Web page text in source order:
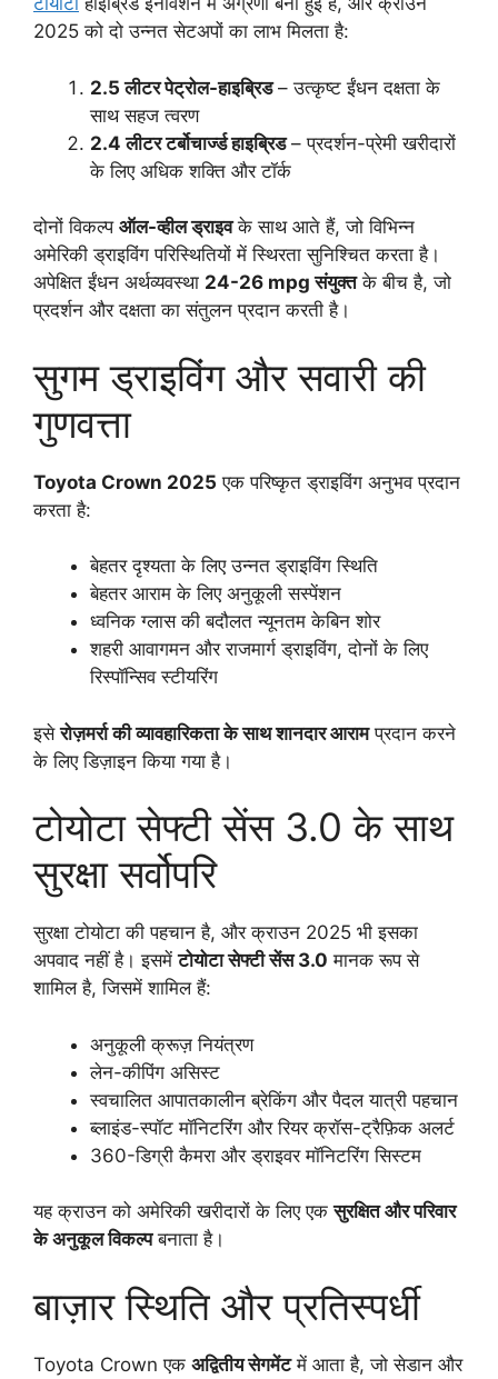
2025 को दो उन्नत सेटअपों का लाभ मिलता है:
2.5 लीटर पेट्रोल-हाइब्रिड– उत्कृष्ट ईंधन दक्षता के
साथ सहज त्वरण
2.4 लीटर टर्बोचार्ज्ड हाइब्रिड– प्रदर्शन-प्रेमी खरीदारों
के लिए अधिक शक्ति और टॉर्क
दोनों विकल्प ऑल-व्हील ड्राइवके साथ आते हैं, जो विभिन्न
अमेरिकी ड्राइविंग परिस्थितियों में स्थिरता सुनिश्चित करता है।
अपेक्षित ईंधन अर्थव्यवस्था 24-26 mpg संयुक्तके बीच है, जो
प्रदर्शन और दक्षता का संतुलन प्रदान करती है।
सुगम ड्राइविंग और सवारी की
गुणवत्ता
Toyota Crown 2025 एक परिष्कृत ड्राइविंग अनुभव प्रदान
करता है:
बेहतर दृश्यता के लिए उन्नत ड्राइविंग स्थिति
बेहतर आराम के लिए अनुकूली सस्पेंशन
ध्वनिक ग्लास की बदौलत न्यूनतम केबिन शोर
शहरी आवागमन और राजमार्ग ड्राइविंग, दोनों के लिए
रिस्पॉन्सिव स्टीयरिंग
इसेरोज़मर्रा की व्यावहारिकता के साथ शानदार आरामप्रदान करने
के लिए डिज़ाइन किया गया है।
टोयोटा सेफ्टी सेंस 3.0 के साथ
सुरक्षा सर्वोपरि
सुरक्षा टोयोटा की पहचान है, और क्राउन 2025 भी इसका
अपवाद नहीं है। इसमेंटोयोटा सेफ्टी सेंस 3.0 मानक रूप से
शामिल है, जिसमें शामिल हैं:
अनुकूली क्रूज़ नियंत्रण
लेन-कीपिंग असिस्ट
स्वचालित आपातकालीन ब्रेकिंग और पैदल यात्री पहचान
ब्लाइंड-स्पॉट मॉनिटरिंग और रियर क्रॉस-ट्रैफ़िक अलर्ट
360-डिग्री कैमरा और ड्राइवर मॉनिटरिंग सिस्टम
यह क्राउन को अमेरिकी खरीदारों के लिए एकसुरक्षित और परिवार
के अनुकूल विकल्पबनाता है।
बाज़ार स्थिति और प्रतिस्पर्धी
Toyota Crown एक अद्वितीय सेगमेंटमें आता है, जो सेडान और